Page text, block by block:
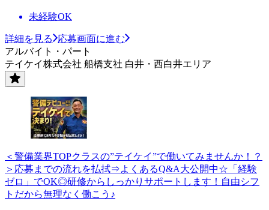
未経験OK
詳細を見る
応募画面に進む
アルバイト・パート
テイケイ株式会社 船橋支社 白井・西白井エリア
＜警備業界TOPクラスの”テイケイ”で働いてみませんか！？
＞応募までの流れを払拭⇒よくあるQ&A大公開中☆「経験
ゼロ」でOK◎研修からしっかりサポートします！自由シフ
トだから無理なく働こう♪